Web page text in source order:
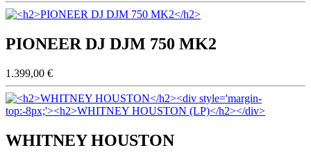
PIONEER DJ DJM 750 MK2
1.399,00 €
WHITNEY HOUSTON